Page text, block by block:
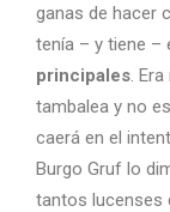
ganas de hacer
tenía – y tiene –
principales.
tambalea y no
caerá en el
Burgo Gruf lo
tantos lucenses